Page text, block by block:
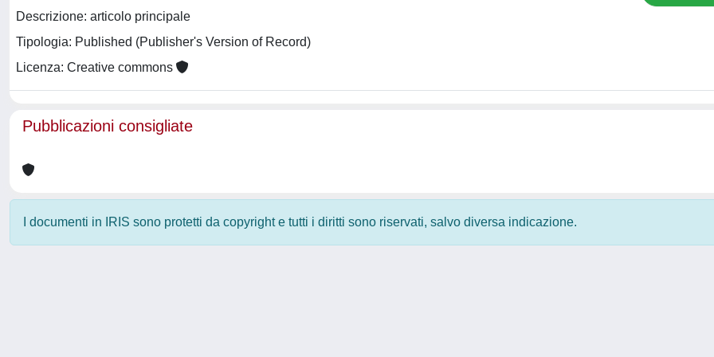
Descrizione: articolo principale
Tipologia: Published (Publisher's Version of Record)
Licenza: Creative commons
Pubblicazioni consigliate
I documenti in IRIS sono protetti da copyright e tutti i diritti sono riservati, salvo diversa indicazione.